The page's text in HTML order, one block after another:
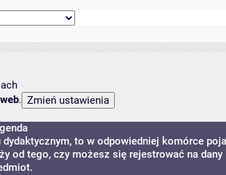
.
to w odpowiedniej komórce
od tego, czy możesz się rejestrować na dany